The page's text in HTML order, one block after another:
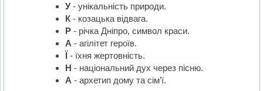
У- унікальність природи.
К - козацька відвага.
Р - річка Дніпро, символ краси.
А - агілітет героїв.
Ї - їхня жертовність.
Н - національний дух через пісню.
А - архетип дому та сім’ї.